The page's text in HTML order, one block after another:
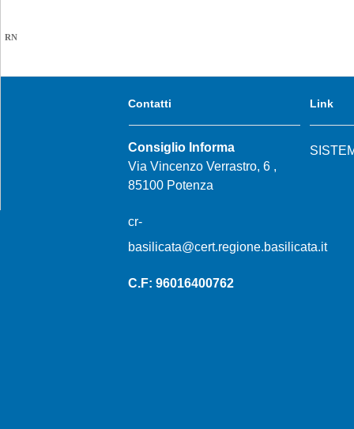
RN
Contatti
Consiglio Informa
Via Vincenzo Verrastro, 6 ,
85100 Potenza
cr-
basilicata@cert.regione.basilicata.it
C.F: 96016400762
Link